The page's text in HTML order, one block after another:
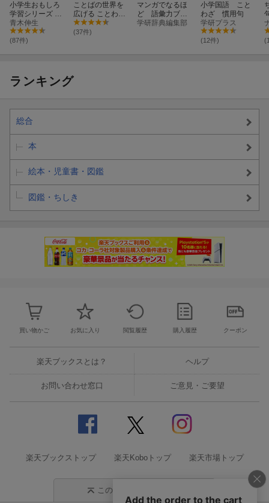
小学生おもしろ
学習シリーズ 完
全版 ことわ
ざ・四字熟語・
慣用句大辞典11
青木伸生
(87件)
ことばの世界を
広げる ことわ
ざ・慣用句
(37件)
マンガでなるほ
ど 語彙力ブ〜
スト
学研辞典編集部
小学国語 こと
わざ 慣用句
学研プラス
(12件)
ランキング
総合
本
絵本・児童書・図鑑
図鑑・ちしき
買い物かご お気に入り 閲覧履歴 購入履歴 クーポン
楽天ブックスとは？ ヘルプ
お問い合わせ窓口 ご意見・ご要望
楽天ブックストップ 楽天Koboトップ 楽天市場トップ
このページの先頭に戻る